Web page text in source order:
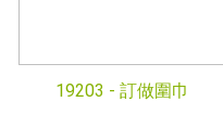
19203 - 訂做圍巾